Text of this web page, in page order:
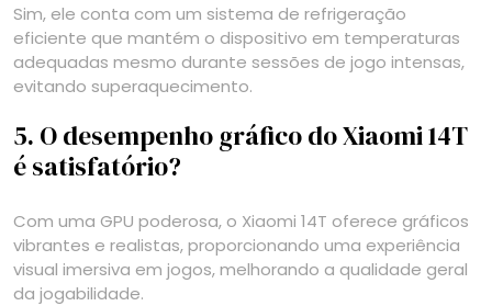
Sim, ele conta com um sistema de refrigeração
eficiente que mantém o dispositivo em temperaturas
adequadas mesmo durante sessões de jogo intensas,
evitando superaquecimento.
5. O desempenho gráfico do Xiaomi 14T
é satisfatório?
Com uma GPU poderosa, o Xiaomi 14T oferece gráficos
vibrantes e realistas, proporcionando uma experiência
visual imersiva em jogos, melhorando a qualidade geral
da jogabilidade.